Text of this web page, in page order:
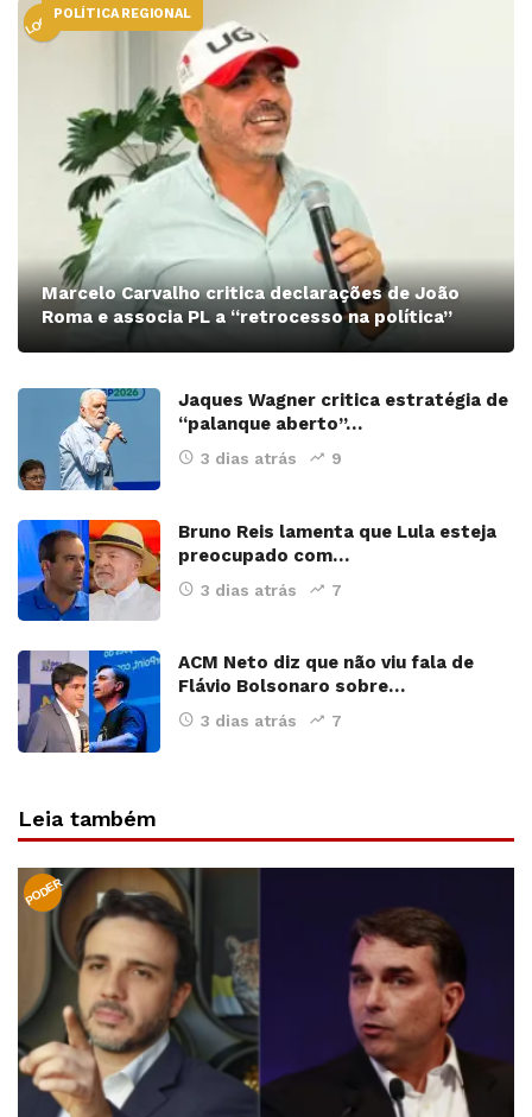
LOCALPOLÍTICA REGIONAL
Marcelo Carvalho critica declarações de João
Roma e associa PL a “retrocesso na política”
Jaques Wagner critica estratégia de
“palanque aberto”…
3 dias atrás 9
Bruno Reis lamenta que Lula esteja
preocupado com…
3 dias atrás 7
ACM Neto diz que não viu fala de
Flávio Bolsonaro sobre…
3 dias atrás 7
Leia também
PODER